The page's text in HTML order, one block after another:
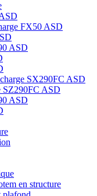
FX50 ASD
ASD
SX290FC ASD
SZ290FC ASD
ASD
en structure